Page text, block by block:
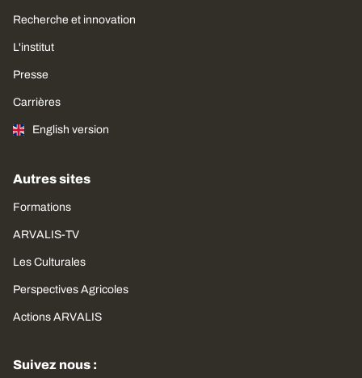
Recherche et innovation
L'institut
Presse
Carrières
English version
Autres sites
Formations
ARVALIS-TV
Les Culturales
Perspectives Agricoles
Actions ARVALIS
Suivez nous :